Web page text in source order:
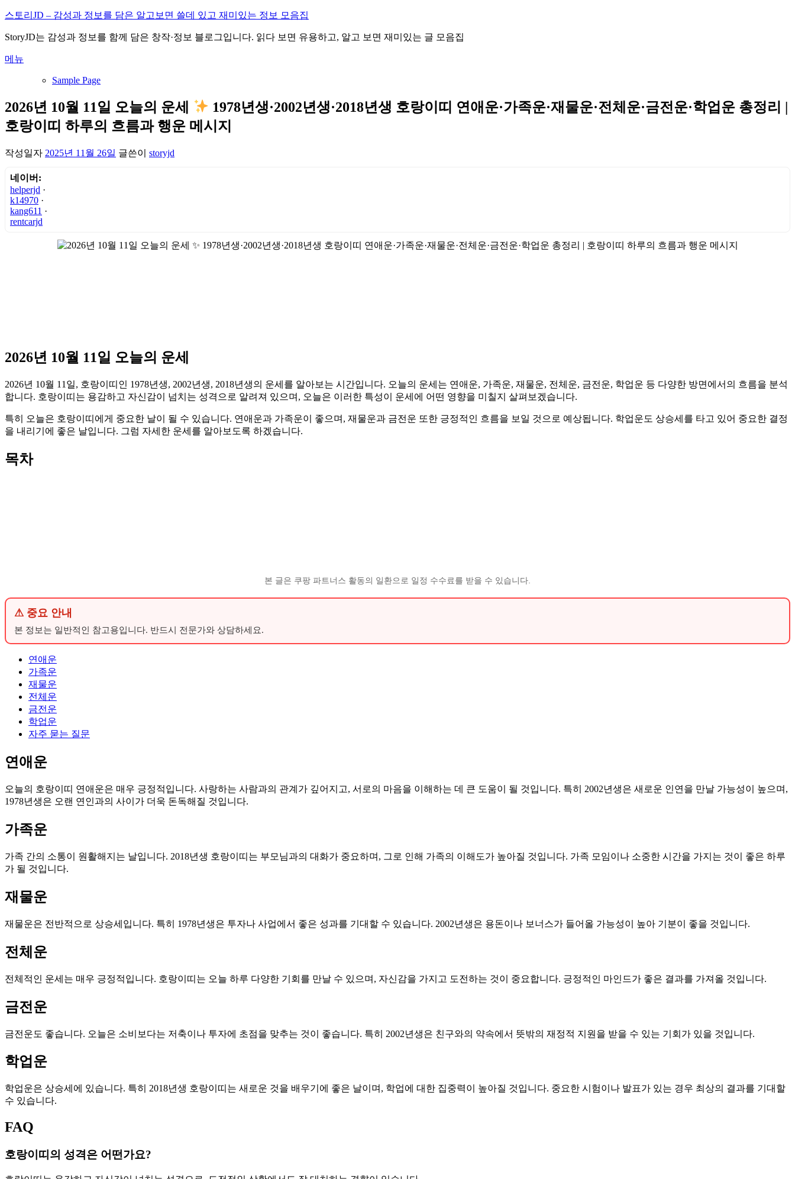
내
으
바
기
스토리JD – 감성과 정보를 담은 알고보면 쓸데 있고 재미있는 정보 모음집
StoryJD는 감성과 정보를 함께 담은 창작·정보 블로그입니다. 읽다 보면 유용하고, 알고 보면 재미있는 글 모음집
메뉴
Sample Page
2026년 10월 11일 오늘의 운세
1978년생·2002년생·2018년생 호랑이띠 연애운·가족운·재물운·전체운·금전운·학업운 총정리 |
호랑이띠 하루의 흐름과 행운 메시지
작성일자 2025년 11월 26일 글쓴이 storyjd
네이버:
helperjd ·
k14970 ·
kang611 ·
rentcarjd
2026년 10월 11일 오늘의 운세
2026년 10월 11일, 호랑이띠인 1978년생, 2002년생, 2018년생의 운세를 알아보는 시간입니다. 오늘의 운세는 연애운, 가족운, 재물운, 전체운, 금전운, 학업운 등 다양한 방면에서의 흐름을 분석
합니다. 호랑이띠는 용감하고 자신감이 넘치는 성격으로 알려져 있으며, 오늘은 이러한 특성이 운세에 어떤 영향을 미칠지 살펴보겠습니다.
특히 오늘은 호랑이띠에게 중요한 날이 될 수 있습니다. 연애운과 가족운이 좋으며, 재물운과 금전운 또한 긍정적인 흐름을 보일 것으로 예상됩니다. 학업운도 상승세를 타고 있어 중요한 결정
을 내리기에 좋은 날입니다. 그럼 자세한 운세를 알아보도록 하겠습니다.
목차
본 글은 쿠팡 파트너스 활동의 일환으로 일정 수수료를 받을 수 있습니다.
⚠ 중요 안내
본 정보는 일반적인 참고용입니다. 반드시 전문가와 상담하세요.
연애운
가족운
재물운
전체운
금전운
학업운
자주 묻는 질문
연애운
오늘의 호랑이띠 연애운은 매우 긍정적입니다. 사랑하는 사람과의 관계가 깊어지고, 서로의 마음을 이해하는 데 큰 도움이 될 것입니다. 특히 2002년생은 새로운 인연을 만날 가능성이 높으며,
1978년생은 오랜 연인과의 사이가 더욱 돈독해질 것입니다.
가족운
가족 간의 소통이 원활해지는 날입니다. 2018년생 호랑이띠는 부모님과의 대화가 중요하며, 그로 인해 가족의 이해도가 높아질 것입니다. 가족 모임이나 소중한 시간을 가지는 것이 좋은 하루
가 될 것입니다.
재물운
재물운은 전반적으로 상승세입니다. 특히 1978년생은 투자나 사업에서 좋은 성과를 기대할 수 있습니다. 2002년생은 용돈이나 보너스가 들어올 가능성이 높아 기분이 좋을 것입니다.
전체운
전체적인 운세는 매우 긍정적입니다. 호랑이띠는 오늘 하루 다양한 기회를 만날 수 있으며, 자신감을 가지고 도전하는 것이 중요합니다. 긍정적인 마인드가 좋은 결과를 가져올 것입니다.
금전운
금전운도 좋습니다. 오늘은 소비보다는 저축이나 투자에 초점을 맞추는 것이 좋습니다. 특히 2002년생은 친구와의 약속에서 뜻밖의 재정적 지원을 받을 수 있는 기회가 있을 것입니다.
학업운
학업운은 상승세에 있습니다. 특히 2018년생 호랑이띠는 새로운 것을 배우기에 좋은 날이며, 학업에 대한 집중력이 높아질 것입니다. 중요한 시험이나 발표가 있는 경우 최상의 결과를 기대할
수 있습니다.
FAQ
호랑이띠의 성격은 어떤가요?